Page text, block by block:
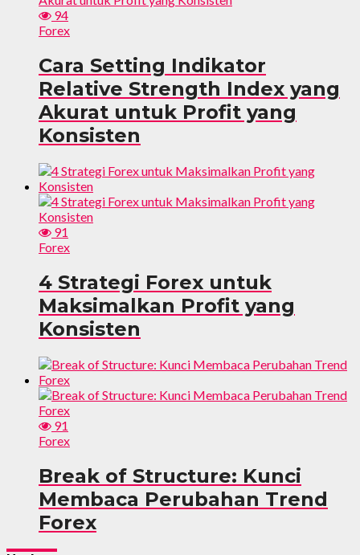
94
Forex
Cara Setting Indikator
Relative Strength Index yang
Akurat untuk Profit yang
Konsisten
91
Forex
4 Strategi Forex untuk
Maksimalkan Profit yang
Konsisten
91
Forex
Break of Structure: Kunci
Membaca Perubahan Trend
Forex